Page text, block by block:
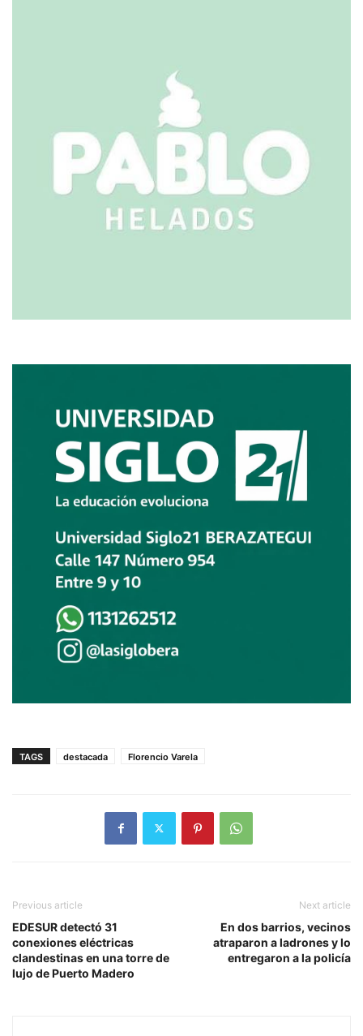
TAGS destacada Florencio Varela
Previous article
EDESUR detectó 31
conexiones eléctricas
clandestinas en una torre de
lujo de Puerto Madero
Next article
En dos barrios, vecinos
atraparon a ladrones y lo
entregaron a la policía